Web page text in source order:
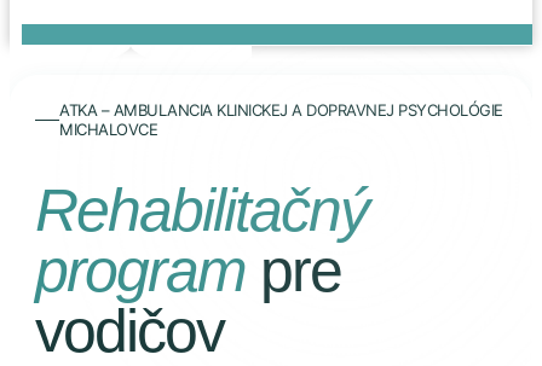
ATKA – AMBULANCIA KLINICKEJ A DOPRAVNEJ PSYCHOLÓGIE
MICHALOVCE
Rehabilitačný
program pre
vodičov